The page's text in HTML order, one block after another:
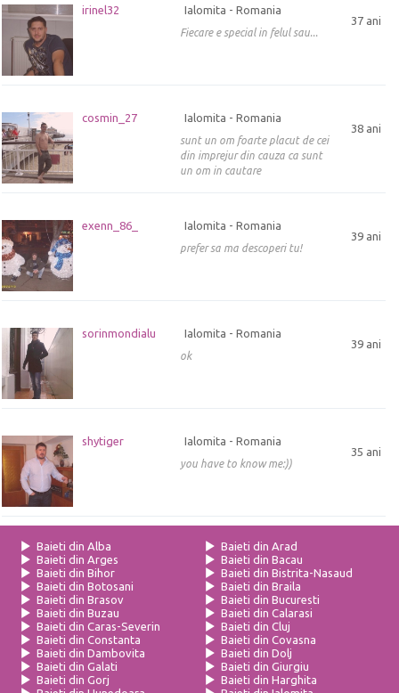
irinel32
37 ani
Ialomita - Romania
Fiecare e special in felul sau...
cosmin_27
38 ani
Ialomita - Romania
sunt un om foarte placut de cei
din imprejur din cauza ca sunt
un om in cautare
exenn_86_
39 ani
Ialomita - Romania
prefer sa ma descoperi tu!
sorinmondialu
39 ani
Ialomita - Romania
ok
shytiger
35 ani
Ialomita - Romania
you have to know me:))
Baieti din Alba
Baieti din Arad
Baieti din Arges
Baieti din Bacau
Baieti din Bihor
Baieti din Bistrita-Nasaud
Baieti din Botosani
Baieti din Braila
Baieti din Brasov
Baieti din Bucuresti
Baieti din Buzau
Baieti din Calarasi
Baieti din Caras-Severin
Baieti din Cluj
Baieti din Constanta
Baieti din Covasna
Baieti din Dambovita
Baieti din Dolj
Baieti din Galati
Baieti din Giurgiu
Baieti din Gorj
Baieti din Harghita